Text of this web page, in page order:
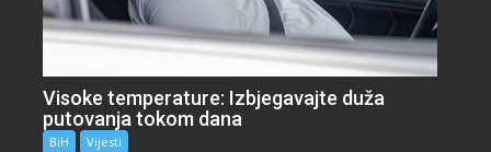
Visoke temperature: Izbjegavajte duža
putovanja tokom dana
BiH Vijesti